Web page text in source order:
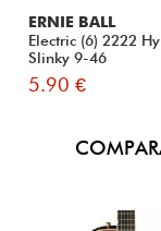
ERNIE BALL
Electric (6) 2222
Slinky 9-46
5.90 €